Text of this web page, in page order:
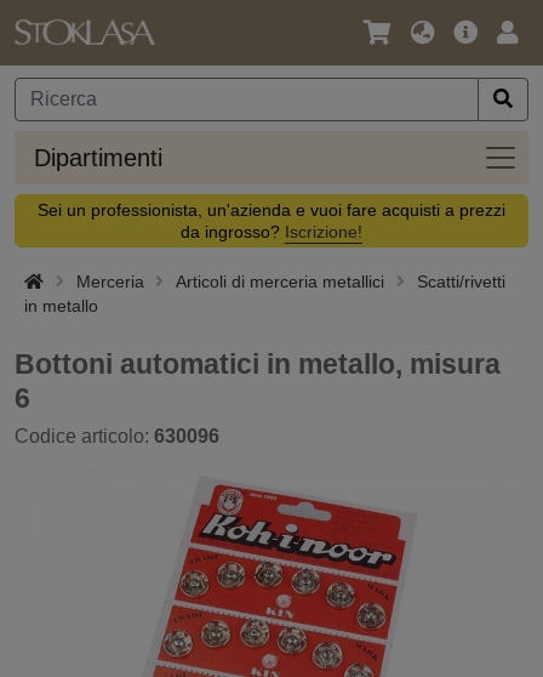
Lingua
Valuta
Offerta
Dipartimenti
Sei un professionista, un'azienda e vuoi fare acquisti a prezzi
da ingrosso? Iscrizione!
Merceria Articoli di merceria metallici
Scatti/rivetti
in metallo
Bottoni automatici in metallo, misura
6
Codice articolo: 630096